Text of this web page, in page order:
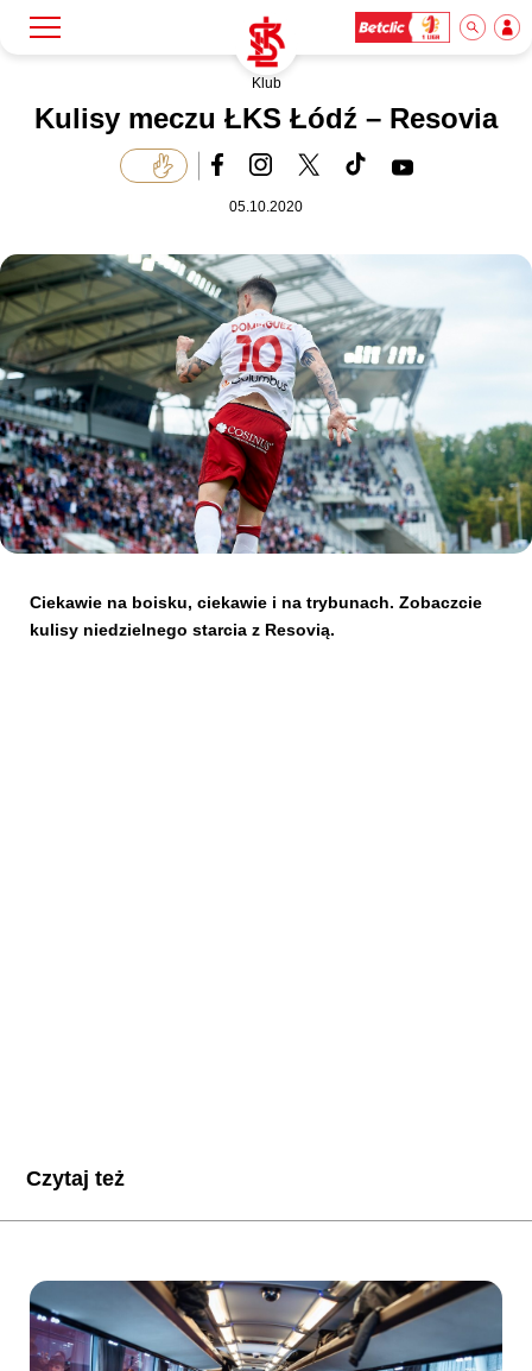
Klub
Bilety
Akademia
Biznes
Dla mediów
Kibice
Klub
Kulisy meczu ŁKS Łódź – Resovia
05.10.2020
Ciekawie na boisku, ciekawie i na trybunach. Zobaczcie
kulisy niedzielnego starcia z Resovią.
Czytaj też